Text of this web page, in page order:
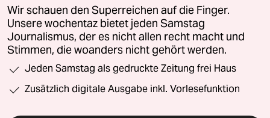
Wir schauen den Superreichen auf die Finger.
Unsere wochentaz bietet jeden Samstag
Journalismus, der es nicht allen recht macht und
Stimmen, die woanders nicht gehört werden.
Jeden Samstag als gedruckte Zeitung frei Haus
Zusätzlich digitale Ausgabe inkl. Vorlesefunktion